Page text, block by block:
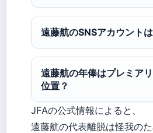
遠藤航のSNSアカウント
遠藤航の年俸はプレミア
位置？
JFAの公式情報によると、
遠藤航の代表離脱は怪我のた